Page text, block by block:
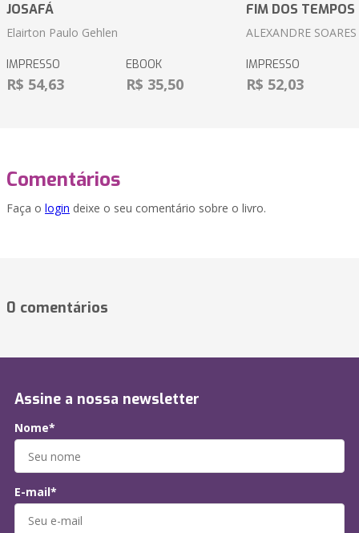
JOSAFÁ
Elairton Paulo Gehlen
IMPRESSO
R$ 54,63
EBOOK
R$ 35,50
FIM DOS TEMPOS
ALEXANDRE SOARES
IMPRESSO
R$ 52,03
Comentários
Faça o login deixe o seu comentário sobre o livro.
0 comentários
Assine a nossa newsletter
Nome*
E-mail*